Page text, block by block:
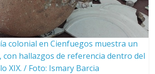
colonial en Cienfuegos muestra un
con hallazgos de referencia dentro del
XIX. / Foto: Ismary Barcia